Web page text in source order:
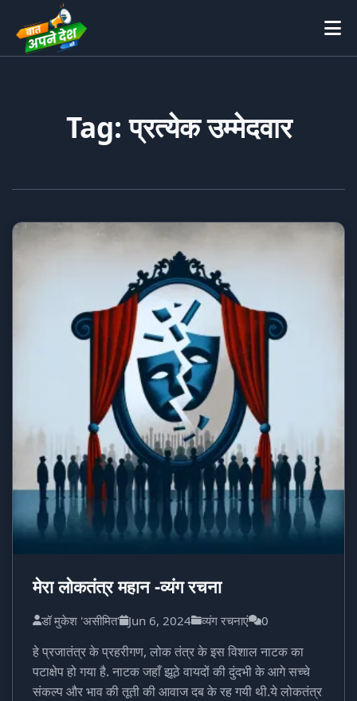
Tag: प्रत्येक उम्मेदवार
मेरा लोकतंत्र महान -व्यंग रचना
डॉ मुकेश 'असीमित' Jun 6, 2024 व्यंग रचनाएं 0
हे प्रजातंत्र के प्रहरीगण, लोक तंत्र के इस विशाल नाटक का
पटाक्षेप हो गया है. नाटक जहाँ झूठे वायदों की दुंदभी के आगे सच्चे
संकल्प और भाव की तूती की आवाज दब के रह गयी थी.ये लोकतंत्र